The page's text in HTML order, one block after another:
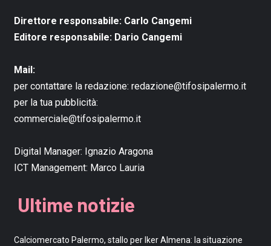
Direttore responsabile: Carlo Cangemi
Editore responsabile: Dario Cangemi
Mail:
per contattare la redazione: redazione@tifosipalermo.it
per la tua pubblicità:
commerciale@tifosipalermo.it
Digital Manager: Ignazio Aragona
ICT Management: Marco Lauria
Ultime notizie
Calciomercato Palermo, stallo per Iker Almena: la situazione